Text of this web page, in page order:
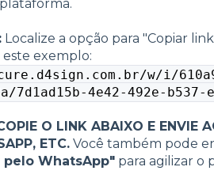
Localize a opção para "Copiar
exemplo:
w/i/
7d1ad15b-4e42-492e-b537-
O LINK ABAIXO E ENVIE
ETC.Você também pode
pelo WhatsApp"para agilizar o